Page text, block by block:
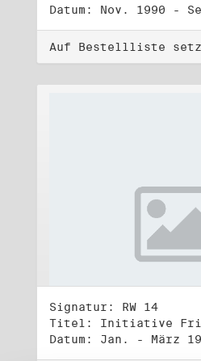
Datum: Nov. 1990 -
Auf Bestellliste
Signatur: RW 14
Datum: Jan. - März